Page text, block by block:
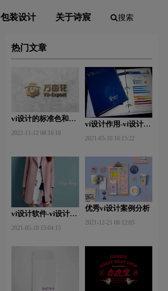
包装设计 关于诗宸 搜索
热门文章
vi设计的标准色和辅
2022-11-12 08:16:18
vi设计作用-vi设计的
2021-05-10 16:15:22
vi设计软件-vi设计用
2021-05-10 15:04:15
优秀vi设计案例分析
2021-12-21 08:12:05